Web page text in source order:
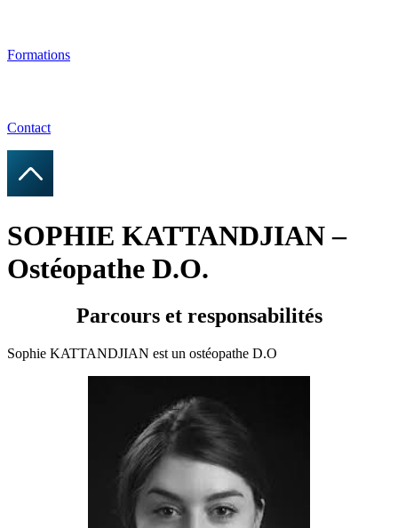
Formations
Contact
SOPHIE KATTANDJIAN –
Ostéopathe D.O.
Parcours et responsabilités
Sophie KATTANDJIAN est un ostéopathe D.O